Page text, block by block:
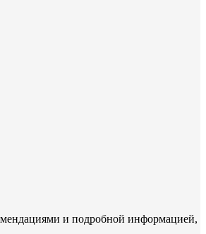
и подробной информацией,